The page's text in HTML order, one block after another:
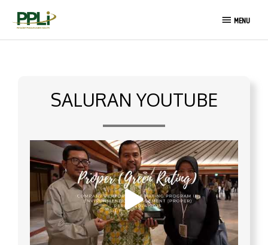
MENU
MENU
SALURAN YOUTUBE